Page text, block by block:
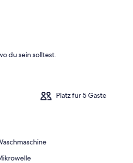
du sein solltest.
Platz für 5 Gäste